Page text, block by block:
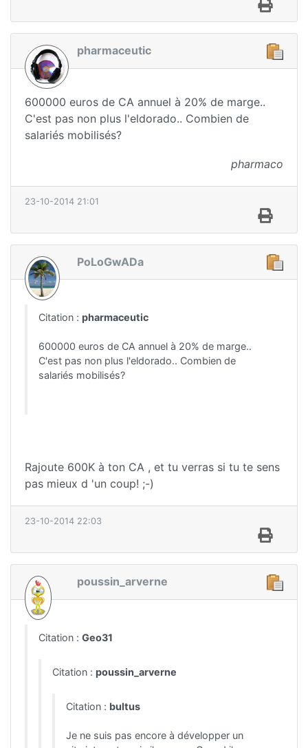
pharmaceutic
600000 euros de CA annuel à 20% de marge..
C'est pas non plus l'eldorado.. Combien de
salariés mobilisés?
pharmaco
23-10-2014 21:01
PoLoGwADa
Citation : pharmaceutic
600000 euros de CA annuel à 20% de marge..
C'est pas non plus l'eldorado.. Combien de
salariés mobilisés?
Rajoute 600K à ton CA , et tu verras si tu te sens
pas mieux d 'un coup! ;-)
23-10-2014 22:03
poussin_arverne
Citation : Geo31
Citation : poussin_arverne
Citation : bultus
Je ne suis pas encore à développer un